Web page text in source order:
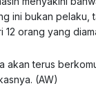
ini bukan
orang yang
akan terus
(AW)